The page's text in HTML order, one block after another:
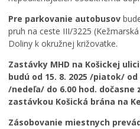
Pre parkovanie autobusov
pruh na ceste III/3225
Doliny k okružnej križovatke.
Zastávky MHD na Košickej
budú od 15. 8. 2025 /piatok/ od
/nedeľa/ do 6.00 hod. dočasne
zastávkou Košická brána na
Zásobovanie miestnych
č
n
í
k
f
e
s
t
i